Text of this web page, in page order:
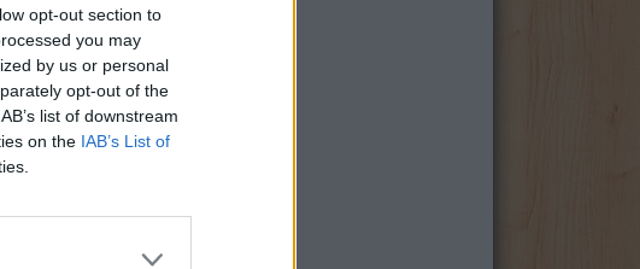
opt-out section to
you may
by us or personal
opt-out of the
list of downstream
on the IAB’s List of